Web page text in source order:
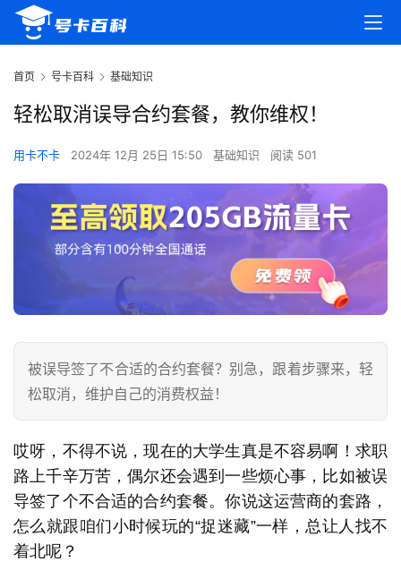
首页 号卡百科 基础知识
轻松取消误导合约套餐，教你维权！
用卡不卡 2024年 12月 25日 15:50 基础知识 阅读 501
被误导签了不合适的合约套餐？别急，跟着步骤来，轻
松取消，维护自己的消费权益！
哎呀，不得不说，现在的大学生真是不容易啊！求职
路上千辛万苦，偶尔还会遇到一些烦心事，比如被误
导签了个不合适的合约套餐。你说这运营商的套路，
怎么就跟咱们小时候玩的“捉迷藏”一样，总让人找不
着北呢？